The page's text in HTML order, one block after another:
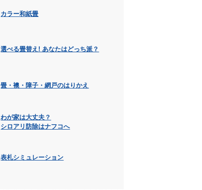
カラー和紙畳
選べる畳替え! あなたはどっち派？
畳・襖・障子・網戸のはりかえ
わが家は大丈夫？
シロアリ防除はナフコへ
表札シミュレーション